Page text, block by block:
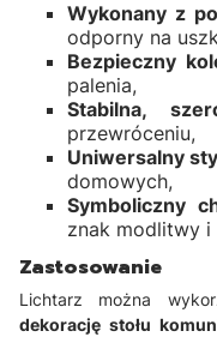
Wykonany z
odporny na
Bezpieczny
palenia,
Stabilna,
przewróceniu,
Uniwersalny
domowych,
Symboliczny
znak modlitwy i
Zastosowanie
Lichtarz można
dekorację stołu